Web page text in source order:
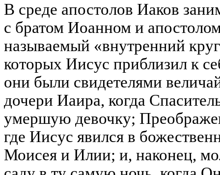
В среде апостолов Иаков
с братом Иоанном и
называемый «внутренний
которых Иисус приблизил к
они были свидетелями
дочери Иаира, когда
умершую девочку;
где Иисус явился в
Моисея и Илии; и, наконец,